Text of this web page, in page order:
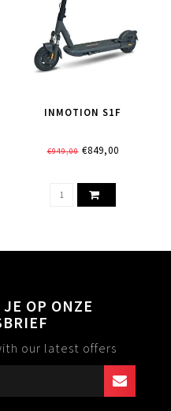
INMOTION S1F
€949,00€849,00
OP ONZE
our latest offers